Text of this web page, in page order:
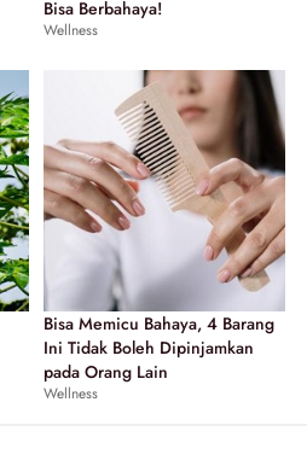
Bisa Berbahaya!
Wellness
Bisa Memicu Bahaya, 4 Barang
Ini Tidak Boleh Dipinjamkan
pada Orang Lain
Wellness